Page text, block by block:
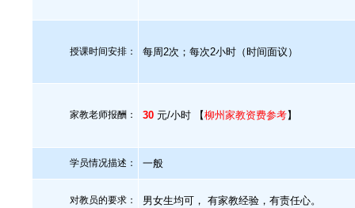
授课时间安排： 每周2次；每次2小时（时间面议）
家教老师报酬： 30 元/小时 【柳州家教资费参考】
学员情况描述： 一般
对教员的要求： 男女生均可， 有家教经验，有责任心。